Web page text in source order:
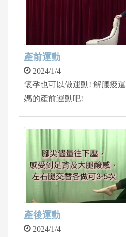
產前運動
2024/1/4
懷孕也可以做運動! 解腰痠還能順產!
媽的產前運動吧!
產後運動
2024/1/4